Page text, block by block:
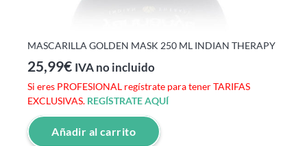
MASCARILLA GOLDEN MASK 250 ML INDIAN THERAPY
25,99€ IVA no incluido
Si eres PROFESIONAL regístrate para tener TARIFAS
EXCLUSIVAS. REGÍSTRATE AQUÍ
Añadir al carrito